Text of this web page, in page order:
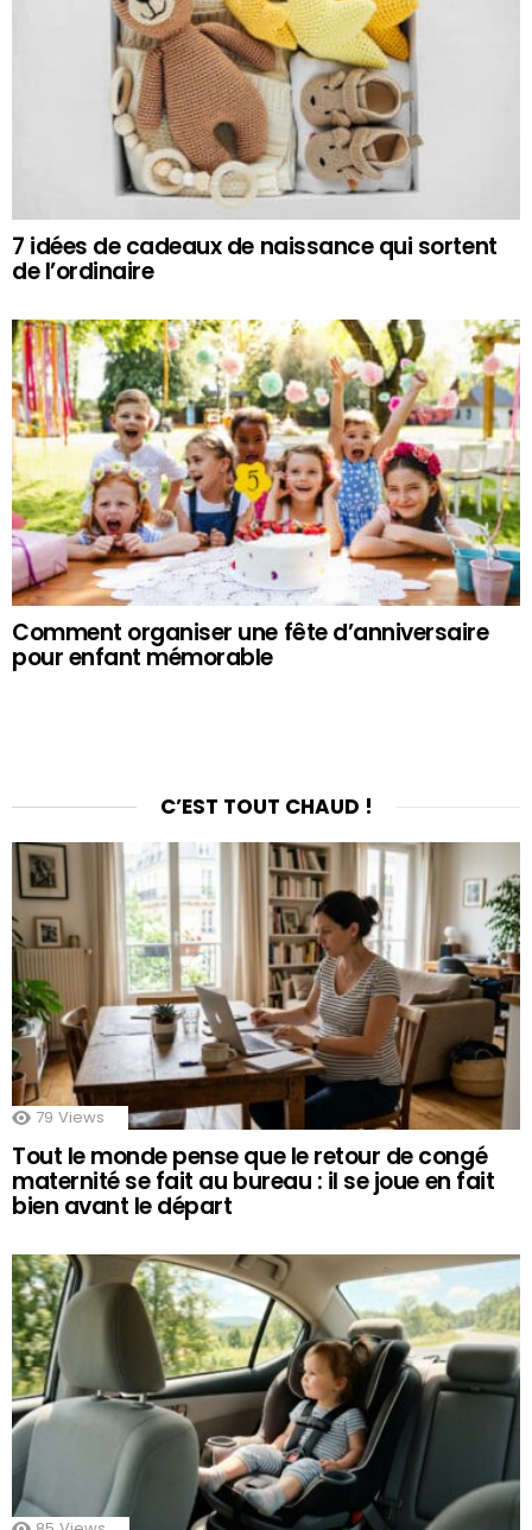
7 idées de cadeaux de naissance qui sortent
de l’ordinaire
Comment organiser une fête d’anniversaire
pour enfant mémorable
C’EST TOUT CHAUD !
79 Views
Tout le monde pense que le retour de congé
maternité se fait au bureau : il se joue en fait
bien avant le départ